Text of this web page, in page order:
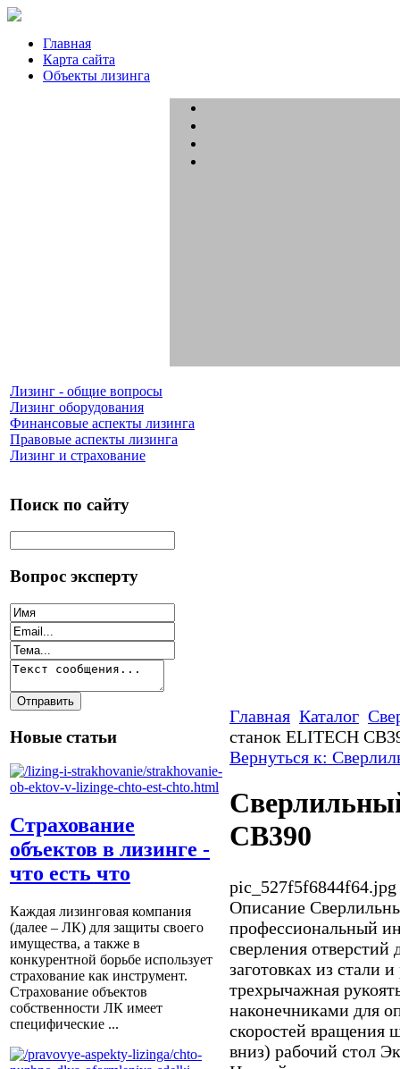
Главная
Карта сайта
Объекты лизинга
Лизинг - общие вопросы
Лизинг оборудования
Финансовые аспекты лизинга
Правовые аспекты лизинга
Лизинг и страхование
Поиск по сайту
Вопрос эксперту
Новые статьи
Страхование
объектов в лизинге -
что есть что
Каждая лизинговая компания
(далее – ЛК) для защиты своего
имущества, а также в
конкурентной борьбе использует
страхование как инструмент.
Страхование объектов
собственности ЛК имеет
специфические ...
Главная Каталог
станок ELITECH
Вернуться к:
СВ390
pic_527f5f6844f64.jpg
Описание
профессиональный
сверления
заготовках из стали
трехрычажная
наконечниками для
скоростей вращения
вниз) рабочий стол